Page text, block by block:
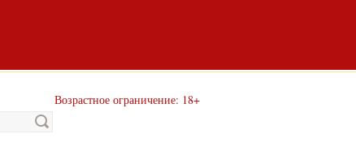
Возрастное ограничение: 18+